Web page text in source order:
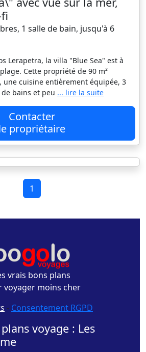
1 salle de bain, jusqu'à 6
Lerapetra, la villa "Blue Sea" est à
Cette propriété de 90 m²
une cuisine entièrement équipée, 3
bains et peu ... lire la suite
Contacter
propriétaire
1
vrais bons plans
voyager moins cher
- Consentement RGPD
voyage : Les